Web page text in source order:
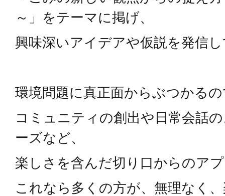
～」をテーマに掲げ、
興味深いアイデアや仮説を発信
環境問題に真正面からぶつかる
コミュニティの創出や日常会話
ーズなど、
楽しさを含んだ切り口からのア
これなら多くの方が、無理なく